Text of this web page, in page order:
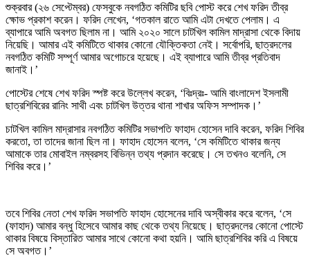
শুক্রবার (২৬ সেপ্টেম্বর) ফেসবুকে নবগঠিত কমিটির ছবি পোস্ট করে শেখ ফরিদ তীব্র
ক্ষোভ প্রকাশ করেন। ফরিদ লেখেন, ‘গতকাল রাতে আমি এটা দেখতে পেলাম। এ
ব্যাপারে আমি অবগত ছিলাম না। আমি ২০২০ সালে চাটখিল কামিল মাদ্রাসা থেকে বিদায়
নিয়েছি। আমার এই কমিটিতে থাকার কোনো যৌক্তিকতা নেই। সর্বোপরি, ছাত্রদলের
নবগঠিত কমিটি সম্পূর্ণ আমার অগোচরে হয়েছে। এই ব্যাপারে আমি তীব্র প্রতিবাদ
জানাই।’
পোস্টের শেষে শেখ ফরিদ স্পষ্ট করে উল্লেখ করেন, ‘বিঃদ্রঃ- আমি বাংলাদেশ ইসলামী
ছাত্রশিবিরের রানিং সাথী এবং চাটখিল উত্তর থানা শাখার অফিস সম্পাদক।’
চাটখিল কামিল মাদ্রাসার নবগঠিত কমিটির সভাপতি ফাহাদ হোসেন দাবি করেন, ফরিদ শিবির
করতো, তা তাদের জানা ছিল না। ফাহাদ হোসেন বলেন, ‘সে কমিটিতে থাকার জন্য
আমাকে তার মোবাইল নম্বরসহ বিভিন্ন তথ্য প্রদান করেছে। সে তখনও বলেনি, সে
শিবির করে।’
তবে শিবির নেতা শেখ ফরিদ সভাপতি ফাহাদ হোসেনের দাবি অস্বীকার করে বলেন, ‘সে
(ফাহাদ) আমার বন্ধু হিসেবে আমার কাছ থেকে তথ্য নিয়েছে। ছাত্রদলের কোনো পোস্টে
থাকার বিষয়ে বিস্তারিত আমার সাথে কোনো কথা হয়নি। আমি ছাত্রশিবির করি এ বিষয়ে
সে অবগত।’